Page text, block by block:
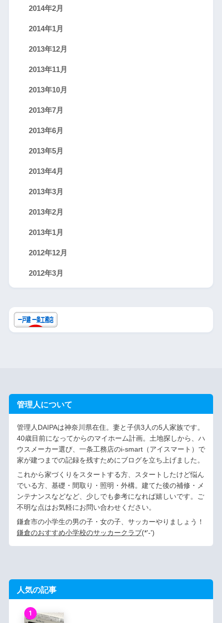
2014年2月
2014年1月
2013年12月
2013年11月
2013年10月
2013年7月
2013年6月
2013年5月
2013年4月
2013年3月
2013年2月
2013年1月
2012年12月
2012年3月
管理人について
管理人DAIPAは神奈川県在住。妻と子供3人の5人家族です。
40歳目前になってからのマイホーム計画。土地探しから、ハ
ウスメーカー選び、一条工務店のi-smart（アイスマート）で
家が建つまでの記録を残すためにブログを立ち上げました。
これから家づくりをスタートする方、スタートしたけど悩ん
でいる方、基礎・間取り・照明・外構。建てた後の補修・メ
ンテナンスなどなど、少しでも参考になれば嬉しいです。ご
不明な点はお気軽にお問い合わせください。
鎌倉市の小学生の男の子・女の子、サッカーやりましょう！
鎌倉のおすすめ小学校のサッカークラブ(*'-')ゞ
人気の記事
1